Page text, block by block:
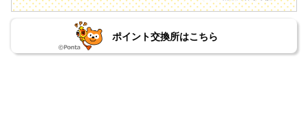
ポイント交換所はこちら